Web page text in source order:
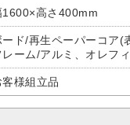
1600×高さ400mm
ード/再生ペーパーコア(
レーム/アルミ、オレフ
客様組立品